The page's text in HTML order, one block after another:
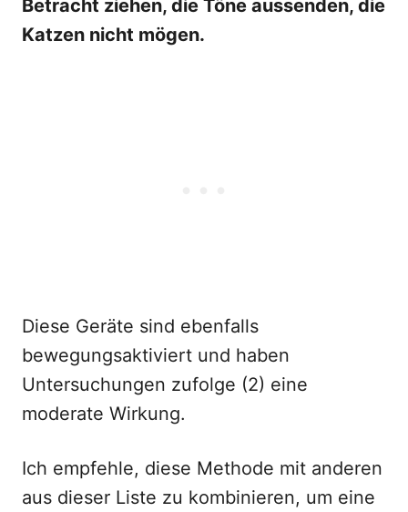
Betracht ziehen, die Töne aussenden, die
Katzen nicht mögen.
Diese Geräte sind ebenfalls
bewegungsaktiviert und haben
Untersuchungen zufolge (2) eine
moderate Wirkung.
Ich empfehle, diese Methode mit anderen
aus dieser Liste zu kombinieren, um eine